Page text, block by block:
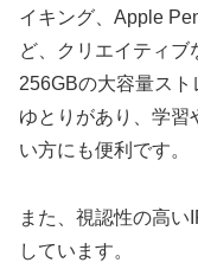
イキング、Apple
ど、クリエイティブ
256GBの大容量ス
ゆとりがあり、学習
い方にも便利です。
また、視認性の高
しています。